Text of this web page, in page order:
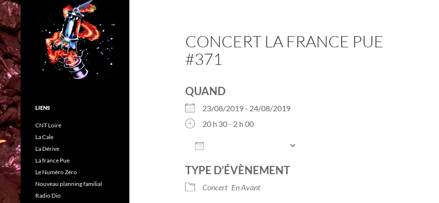
CONCERT LA FRANCE PUE
#371
QUAND
23/08/2019 - 24/08/2019
20 h 30 - 2 h 00
TYPE D’ÉVÈNEMENT
Concert En Avant
LIENS
CNT Loire
La Cale
La Dérive
La france Pue
Le Numéro Zéro
Nouveau planning familial
Radio Dio